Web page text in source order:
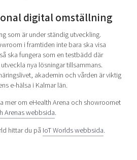
digital omställning
som är under ständig utveckling.
i framtiden inte bara ska visa
ska fungera som en testbädd där
nya lösningar tillsammans.
akademin och vården är viktig
e-hälsa i Kalmar län.
mer om eHealth Arena och showroomet
Arenas webbsida.
hittar du på IoT Worlds webbsida.